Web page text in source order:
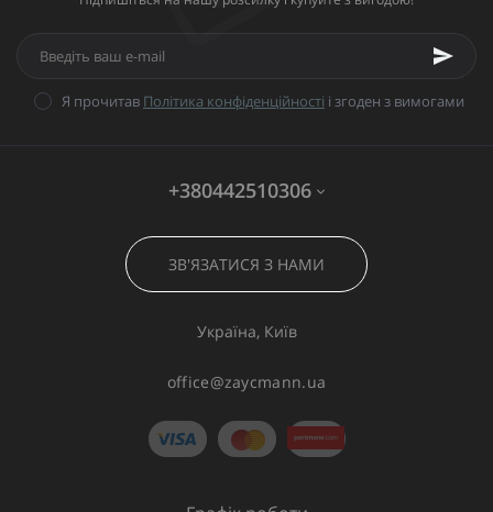
Я прочитав Політика конфіденційності і згоден з вимогами
+380442510306
ЗВ'ЯЗАТИСЯ З НАМИ
Україна, Київ
office@zaycmann.ua